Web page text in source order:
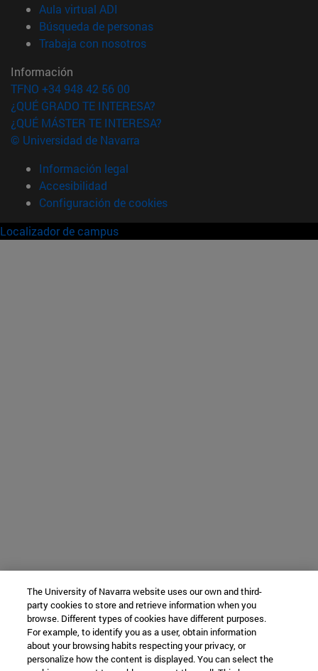
Aula virtual ADI
Búsqueda de personas(abre en nueva ventana)
Trabaja con nosotros(abre en nueva ventana)
Información
TFNO +34 948 42 56 00
¿QUÉ GRADO TE INTERESA?
¿QUÉ MÁSTER TE INTERESA?
© Universidad de Navarra
Información legal
Accesibilidad
Configuración de cookies
Localizador de campus
The University of Navarra website uses our own and third-
party cookies to store and retrieve information when you
browse. Different types of cookies have different purposes.
For example, to identify you as a user, obtain information
about your browsing habits respecting your privacy, or
personalize how the content is displayed. You can select the